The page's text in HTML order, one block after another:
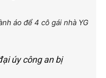
áo để 4 cô gái nhà YG
úy công an bị